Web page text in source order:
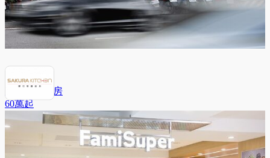
櫻花整體廚房
60萬起